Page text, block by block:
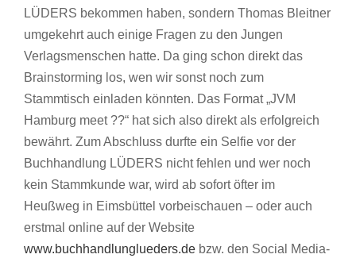
LÜDERS bekommen haben, sondern Thomas Bleitner
umgekehrt auch einige Fragen zu den Jungen
Verlagsmenschen hatte. Da ging schon direkt das
Brainstorming los, wen wir sonst noch zum
Stammtisch einladen könnten. Das Format „JVM
Hamburg meet ??“ hat sich also direkt als erfolgreich
bewährt. Zum Abschluss durfte ein Selfie vor der
Buchhandlung LÜDERS nicht fehlen und wer noch
kein Stammkunde war, wird ab sofort öfter im
Heußweg in Eimsbüttel vorbeischauen – oder auch
erstmal online auf der Website
www.buchhandlunglueders.de bzw. den Social Media-